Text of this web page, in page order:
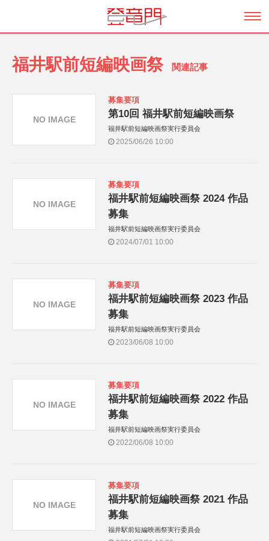
福井駅前短編映画祭 関連記事
募集要項
第10回 福井駅前短編映画祭
福井駅前短編映画祭実行委員会
2025/06/26 10:00
NO IMAGE
募集要項
福井駅前短編映画祭 2024 作品
募集
福井駅前短編映画祭実行委員会
2024/07/01 10:00
NO IMAGE
募集要項
福井駅前短編映画祭 2023 作品
募集
福井駅前短編映画祭実行委員会
2023/06/08 10:00
NO IMAGE
募集要項
福井駅前短編映画祭 2022 作品
募集
福井駅前短編映画祭実行委員会
2022/06/08 10:00
NO IMAGE
募集要項
福井駅前短編映画祭 2021 作品
募集
福井駅前短編映画祭実行委員会
NO IMAGE